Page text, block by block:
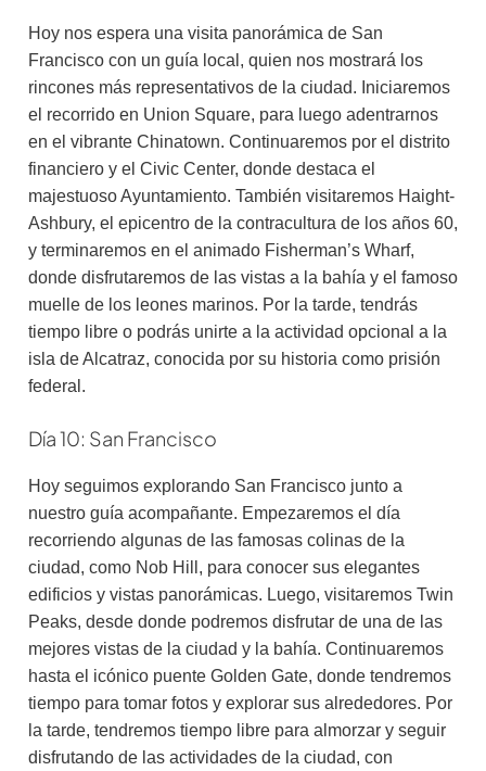
Hoy nos espera una visita panorámica de San
Francisco con un guía local, quien nos mostrará los
rincones más representativos de la ciudad. Iniciaremos
el recorrido en Union Square, para luego adentrarnos
en el vibrante Chinatown. Continuaremos por el distrito
financiero y el Civic Center, donde destaca el
majestuoso Ayuntamiento. También visitaremos Haight-
Ashbury, el epicentro de la contracultura de los años 60,
y terminaremos en el animado Fisherman’s Wharf,
donde disfrutaremos de las vistas a la bahía y el famoso
muelle de los leones marinos. Por la tarde, tendrás
tiempo libre o podrás unirte a la actividad opcional a la
isla de Alcatraz, conocida por su historia como prisión
federal.
Día 10: San Francisco
Hoy seguimos explorando San Francisco junto a
nuestro guía acompañante. Empezaremos el día
recorriendo algunas de las famosas colinas de la
ciudad, como Nob Hill, para conocer sus elegantes
edificios y vistas panorámicas. Luego, visitaremos Twin
Peaks, desde donde podremos disfrutar de una de las
mejores vistas de la ciudad y la bahía. Continuaremos
hasta el icónico puente Golden Gate, donde tendremos
tiempo para tomar fotos y explorar sus alrededores. Por
la tarde, tendremos tiempo libre para almorzar y seguir
disfrutando de las actividades de la ciudad, con